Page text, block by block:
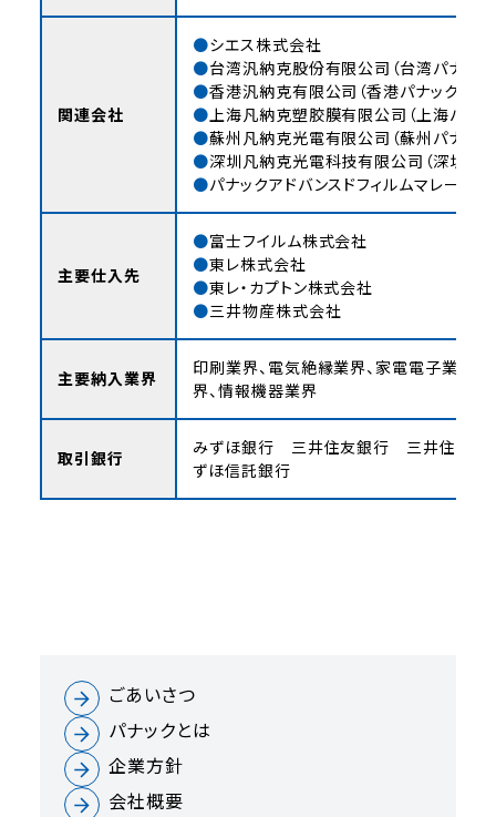
関連会社
シエス株式会社
台湾汎納克股份有限公司（台湾パナック
香港汎納克有限公司（香港パナック）
上海凡納克塑胶膜有限公司（上海パナッ
蘇州凡納克光電有限公司（蘇州パナック
深圳凡納克光電科技有限公司（深圳パナ
パナックアドバンスドフィルムマレーシア
主要仕入先
富士フイルム株式会社
東レ株式会社
東レ・カプトン株式会社
三井物産株式会社
主要納入業界
印刷業界、電気絶縁業界、家電電子業界
界、情報機器業界
取引銀行
みずほ銀行 三井住友銀行 三井住友信
ずほ信託銀行
ごあいさつ
パナックとは
企業方針
会社概要